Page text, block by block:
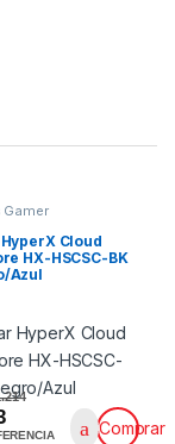
Gamer
Cloud
HX-HSCSC-BK
Azul
Comprar